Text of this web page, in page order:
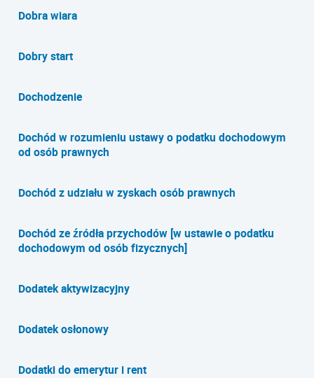
Dobra wiara
Dobry start
Dochodzenie
Dochód w rozumieniu ustawy o podatku dochodowym
od osób prawnych
Dochód z udziału w zyskach osób prawnych
Dochód ze źródła przychodów [w ustawie o podatku
dochodowym od osób fizycznych]
Dodatek aktywizacyjny
Dodatek osłonowy
Dodatki do emerytur i rent